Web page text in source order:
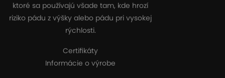
ktoré sa používajú všade tam, kde hrozí
riziko pádu z výšky alebo pádu pri vysokej
rýchlosti.
Certifikáty
Informácie o výrobe